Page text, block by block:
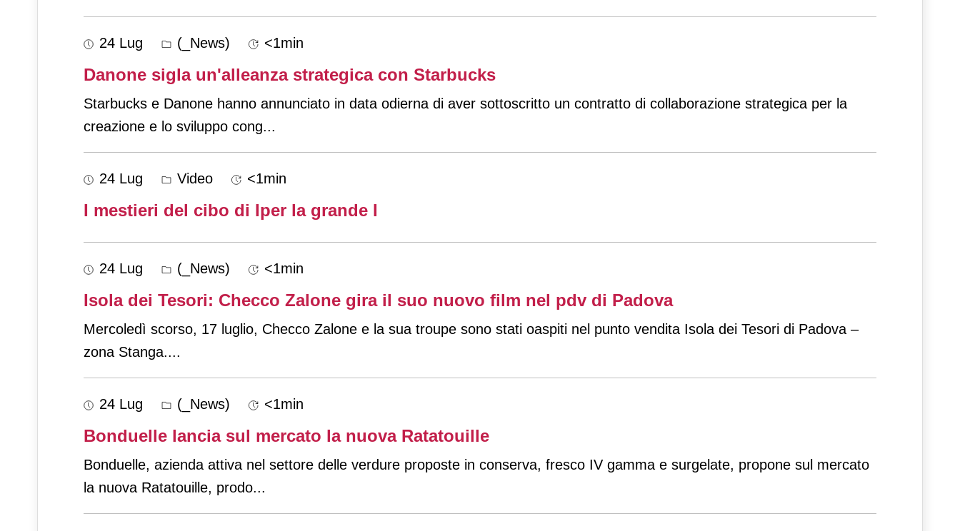
24 Lug (_News) <1min
Danone sigla un'alleanza strategica con Starbucks
Starbucks e Danone hanno annunciato in data odierna di aver sottoscritto un contratto di collaborazione strategica per la
creazione e lo sviluppo cong...
24 Lug Video <1min
I mestieri del cibo di Iper la grande I
24 Lug (_News) <1min
Isola dei Tesori: Checco Zalone gira il suo nuovo film nel pdv di Padova
Mercoledì scorso, 17 luglio, Checco Zalone e la sua troupe sono stati oaspiti nel punto vendita Isola dei Tesori di Padova –
zona Stanga....
24 Lug (_News) <1min
Bonduelle lancia sul mercato la nuova Ratatouille
Bonduelle, azienda attiva nel settore delle verdure proposte in conserva, fresco IV gamma e surgelate, propone sul mercato
la nuova Ratatouille, prodo...